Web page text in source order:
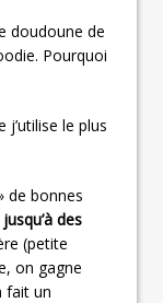
doudoune de
Pourquoi
j’utilise le plus
de bonnes
des
(petite
on gagne
fait un